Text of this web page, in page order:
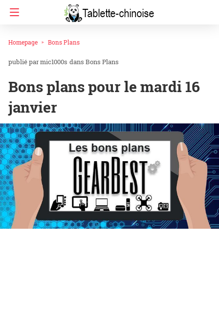
Homepage Bons Plans
mic1000s dans Bons Plans
Bons plans pour le mardi 16
janvier